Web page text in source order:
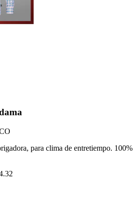
para clima de entretiempo. 100%